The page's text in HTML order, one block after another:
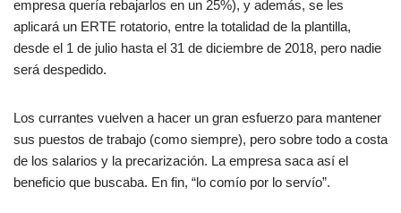
empresa quería rebajarlos en un 25%), y además, se les
aplicará un ERTE rotatorio, entre la totalidad de la plantilla,
desde el 1 de julio hasta el 31 de diciembre de 2018, pero nadie
será despedido.
Los currantes vuelven a hacer un gran esfuerzo para mantener
sus puestos de trabajo (como siempre), pero sobre todo a costa
de los salarios y la precarización. La empresa saca así el
beneficio que buscaba. En fin, “lo comío por lo servío”.